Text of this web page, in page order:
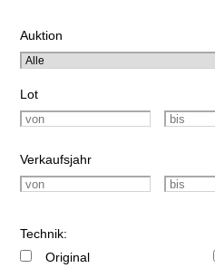
Auktion
Lot
Verkaufsjahr
Technik:
Original